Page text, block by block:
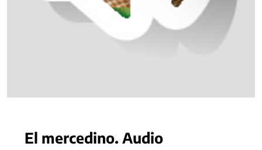
El mercedino. Audio